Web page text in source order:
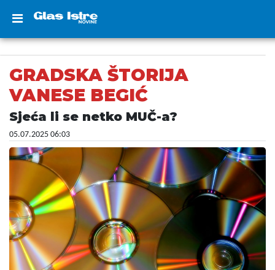
GRADSKA ŠTORIJA
VANESE BEGIĆ
Sjeća li se netko MUČ-a?
05.07.2025 06:03